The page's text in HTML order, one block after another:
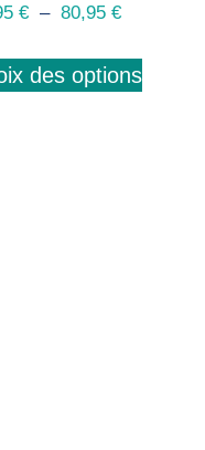
€ – 80,95 €
des options